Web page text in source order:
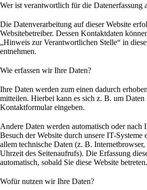
Wer ist verantwortlich für die Datenerfassung
Die Datenverarbeitung auf dieser Website
Websitebetreiber. Dessen Kontaktdaten
„Hinweis zur Verantwortlichen Stelle“ in
entnehmen.
Wie erfassen wir Ihre Daten?
Ihre Daten werden zum einen dadurch
mitteilen. Hierbei kann es sich z. B. um Daten
Kontaktformular eingeben.
Andere Daten werden automatisch oder
Besuch der Website durch unsere IT-Systeme
allem technische Daten (z. B.
Uhrzeit des Seitenaufrufs). Die Erfassung
automatisch, sobald Sie diese Website betreten.
Wofür nutzen wir Ihre Daten?